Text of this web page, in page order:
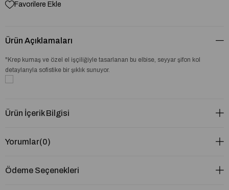
Favorilere Ekle
Ürün Açıklamaları
"Krep kumaş ve özel el işçiliğiyle tasarlanan bu elbise, seyyar şifon kol
detaylarıyla sofistike bir şıklık sunuyor.
Ürün İçerik Bilgisi
Yorumlar(0)
Ödeme Seçenekleri